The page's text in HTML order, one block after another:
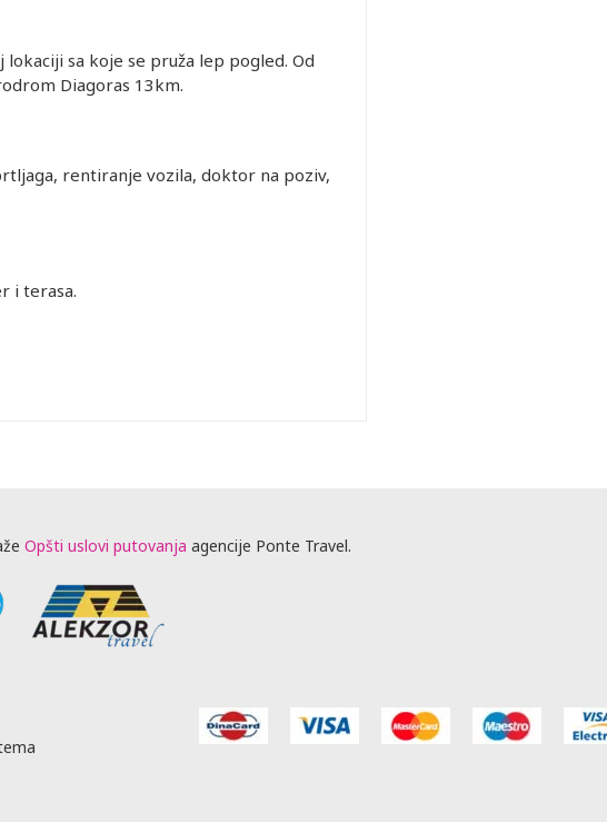
sa koje se pruža lep pogled. Od
Diagoras 13km.
rentiranje vozila, doktor na poziv,
i terasa.
Opšti uslovi putovanja agencije Ponte Travel.